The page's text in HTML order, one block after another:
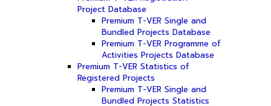
Project Database
Premium T-VER Single and
Bundled Projects Database
Premium T-VER Programme of
Activities Projects Database
Premium T-VER Statistics of
Registered Projects
Premium T-VER Single and
Bundled Projects Statistics